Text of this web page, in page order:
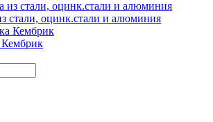
стали, оцинк.стали и алюминия
Кембрик